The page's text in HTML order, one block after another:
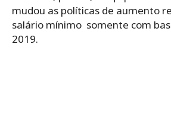
mudou as políticas de aumento
salário mínimo somente com
2019.